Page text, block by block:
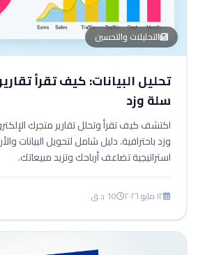
التحليلات والتحسين
تحليل البيانات: كيف تقرأ
سلة وزد
اكتشف كيف تقرأ وتحلل تقارير متجرك
وزد باحترافية. دليل شامل لتحويل البيانات
استراتيجية تضاعف أرباحك وتزيد مبيعاتك.
١٢ مايو ٢٠٢٦ 10 د.ق